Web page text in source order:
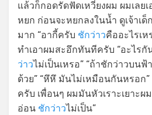
แล้วก็กอดรัดฟัดเหวี่ยงผม ผมเลย
หยก ก่อนจะหยกลงในน้ำ ดูเจ้าเ
มาก “อากี้ครับ ชักว่าวคืออะไรเ
ทำเอาผมสะอึกทันทีครับ “อะไรกั
ว่าวไม่เป็นเหรอ” “ถ้าชักว่าวบนฟ้
ด้วย” “หึหึ มันไม่เหมือนกันหรอก”
ครับ เพื่อนๆ ผมมันหัวเราะเยาะผ
อ่อน ชักว่าวไม่เป็น”